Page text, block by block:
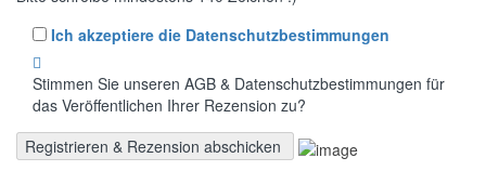
Ich akzeptiere die Datenschutzbestimmungen
Stimmen Sie unseren AGB & Datenschutzbestimmungen für
das Veröffentlichen Ihrer Rezension zu?